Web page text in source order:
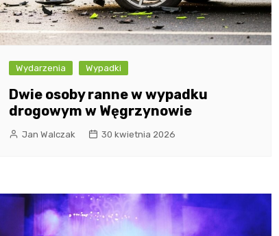
Wydarzenia Wypadki
Dwie osoby ranne w wypadku
drogowym w Węgrzynowie
Jan Walczak 30 kwietnia 2026